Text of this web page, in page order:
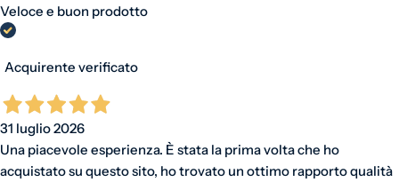
Veloce e buon prodotto
Acquirente verificato
31 luglio 2026
Una piacevole esperienza. È stata la prima volta che ho
acquistato su questo sito, ho trovato un ottimo rapporto qualità